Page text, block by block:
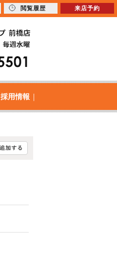
採用情報
閲覧履歴 来店予約